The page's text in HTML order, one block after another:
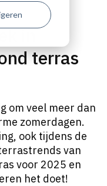
in
terras
om veel meer dan
zomerdagen.
ook tijdens de
van
voor 2025 en
het doet!